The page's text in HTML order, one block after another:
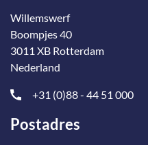
Willemswerf
Boompjes 40
3011 XB Rotterdam
Nederland
+31 (0)88 - 44 51 000
Postadres